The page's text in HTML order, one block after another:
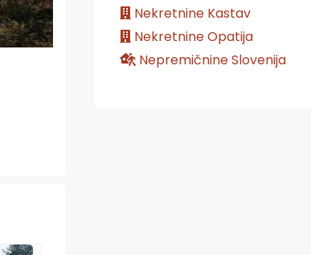
Nekretnine Kastav
Nekretnine Opatija
Nepremičnine Slovenija